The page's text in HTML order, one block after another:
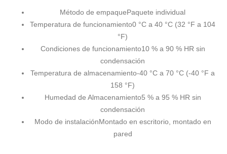
Método de empaquePaquete individual
Temperatura de funcionamiento0 °C a 40 °C (32 °F a 104
°F)
Condiciones de funcionamiento10 % a 90 % HR sin
condensación
Temperatura de almacenamiento-40 °C a 70 °C (-40 °F a
158 °F)
Humedad de Almacenamiento5 % a 95 % HR sin
condensación
Modo de instalaciónMontado en escritorio, montado en
pared